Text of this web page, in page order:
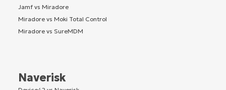
Jamf vs Miradore
Miradore vs Moki Total Control
Miradore vs SureMDM
Naverisk